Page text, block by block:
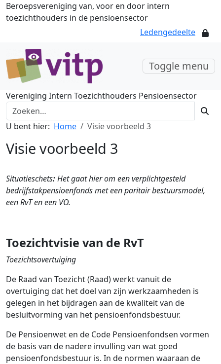
Beroepsvereniging van, voor en door intern
toezichthouders in de pensioensector
Ledengedeelte
Toggle menu
Vereniging Intern Toezichthouders Pensioensector
U bent hier: Home Visie voorbeeld 3
Visie voorbeeld 3
Situatieschets:Het gaat hier om een verplichtgesteld
bedrijfstakpensioenfonds met een paritair bestuursmodel,
een RvT en een VO.
Toezichtvisie van de RvT
Toezichtsovertuiging
De Raad van Toezicht (Raad) werkt vanuit de
overtuiging dat het doel van zijn werkzaamheden is
gelegen in het bijdragen aan de kwaliteit van de
besluitvorming van het pensioenfondsbestuur.
De Pensioenwet en de Code Pensioenfondsen vormen
de basis van de nadere invulling van wat goed
pensioenfondsbestuur is. In de normen waaraan de